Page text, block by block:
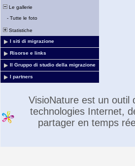
Le gallerie
- Tutte le foto
Statistiche
I siti di migrazione
Risorse e links
Il Gruppo di studio della migrazione
I partners
VisioNature est un outil
technologies Internet,
partager en temps